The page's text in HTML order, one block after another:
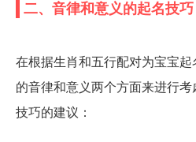
二、音律和意义的起名技巧
在根据生肖和五行配对为宝宝
的音律和意义两个方面来进行
技巧的建议：